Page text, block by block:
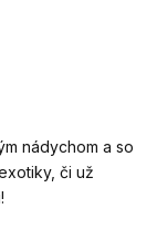
nádychom a so
či už